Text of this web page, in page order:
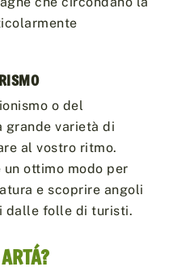
o del
grande varietà di
al vostro ritmo.
ottimo modo per
e scoprire angoli
dalle folle di turisti.